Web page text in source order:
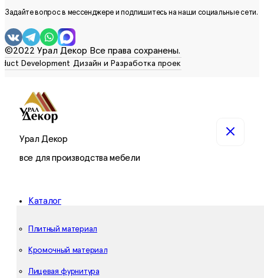
Задайте вопрос в мессенджере и подпишитесь на наши социальные сети.
©2022 Урал Декор Все права сохранены.
Урал Декор
все для производства мебели
Каталог
Плитный материал
Кромочный материал
Лицевая фурнитура